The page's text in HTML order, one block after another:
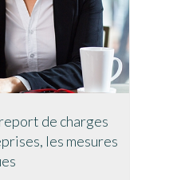
de charges
les mesures